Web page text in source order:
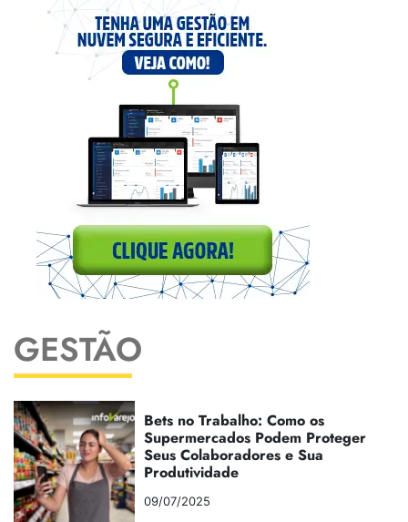
GESTÃO
Bets no Trabalho: Como os
Supermercados Podem Proteger
Seus Colaboradores e Sua
Produtividade
09/07/2025